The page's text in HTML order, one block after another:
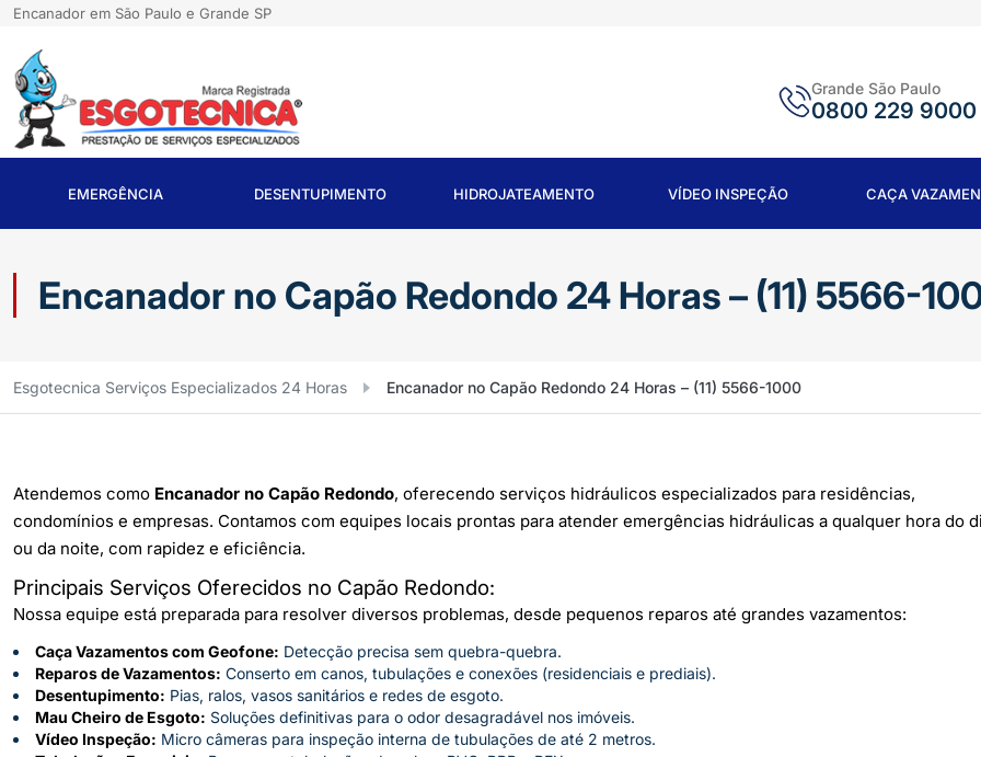
Encanador em São Paulo e Grande SP
Grande São Paulo
0800 229 9000
EMERGÊNCIA DESENTUPIMENTO HIDROJATEAMENTO VÍDEO INSPEÇÃO CAÇA
Encanador no Capão Redondo 24 Horas – (11) 5566-
Esgotecnica Serviços Especializados 24 Horas Encanador no Capão Redondo 24 Horas – (11) 5566-1000
Atendemos como Encanador no Capão Redondo, oferecendo serviços hidráulicos especializados para residências,
condomínios e empresas. Contamos com equipes locais prontas para atender emergências hidráulicas a qualquer hora do
ou da noite, com rapidez e eficiência.
Principais Serviços Oferecidos no Capão Redondo:
Nossa equipe está preparada para resolver diversos problemas, desde pequenos reparos até grandes vazamentos:
Caça Vazamentos com Geofone: Detecção precisa sem quebra-quebra.
Reparos de Vazamentos: Conserto em canos, tubulações e conexões (residenciais e prediais).
Desentupimento: Pias, ralos, vasos sanitários e redes de esgoto.
Mau Cheiro de Esgoto: Soluções definitivas para o odor desagradável nos imóveis.
Vídeo Inspeção: Micro câmeras para inspeção interna de tubulações de até 2 metros.